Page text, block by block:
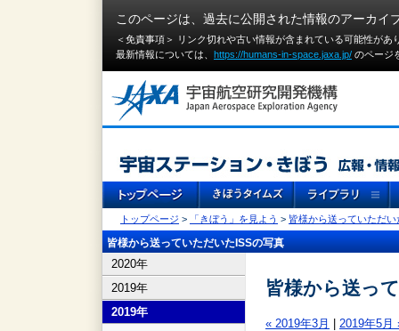
このページは、過去に公開された情報のアーカイ
＜免責事項＞ リンク切れや古い情報が含まれている可能性が
最新情報については、 https://humans-in-space.jaxa.jp/ のページ
トップページ > 「きぼう」を見よう > 皆様から送っていただい
皆様から送っていただいたISSの写真
2020年
2019年
2019年
皆様から送っ
« 2019年3月 2019年5月